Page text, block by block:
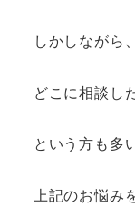
しかしながら
どこに相談し
という方も多
上記のお悩み